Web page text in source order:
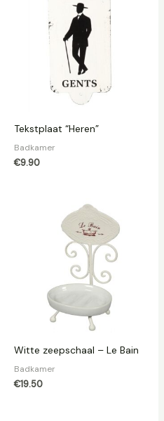
Tekstplaat “Heren”
Badkamer
€9.90
Witte zeepschaal – Le Bain
Badkamer
€19.50